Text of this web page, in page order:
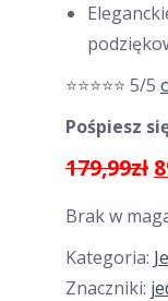
⭐⭐⭐⭐⭐ 5/5
Pośpiesz
179,99zł
Brak w
Kategoria:
Znaczniki: